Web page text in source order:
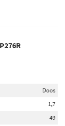
Doos
1,7
49